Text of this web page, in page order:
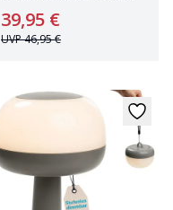
heures
39,95 €
UVP46,95 €